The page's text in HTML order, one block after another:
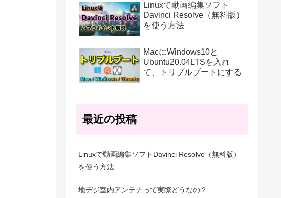
Linuxで動画編集ソフト
Davinci Resolve（無料版）
を使う方法
MacにWindows10と
Ubuntu20.04LTSを入れ
て、トリプルブートにする
最近の投稿
Linuxで動画編集ソフトDavinci Resolve（無料版）
を使う方法
地デジ室内アンテナって実際どうなの？